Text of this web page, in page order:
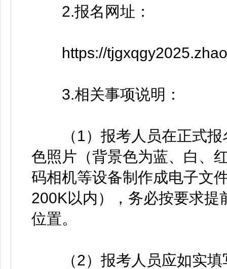
2.报名网址：
https://
3.相关事项说明：
（1）报考人员在正式报
色照片（背景色为蓝、白、
码相机等设备制作成电子文
200K以内），务必按要求提
位置。
（2）报考人员应如实填